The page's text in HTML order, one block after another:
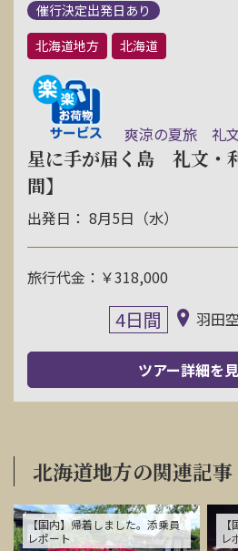
催行決定出発日あり
北海道地方
北海道
爽涼の夏旅 礼
星に手が届く島 礼文・
間】
出発日： 8月5日（水）
旅行代金：￥318,000
4日間 羽田
ツアー詳細を
北海道地方の関連記事
【国内】帰着しました。添乗員
レポート
レ